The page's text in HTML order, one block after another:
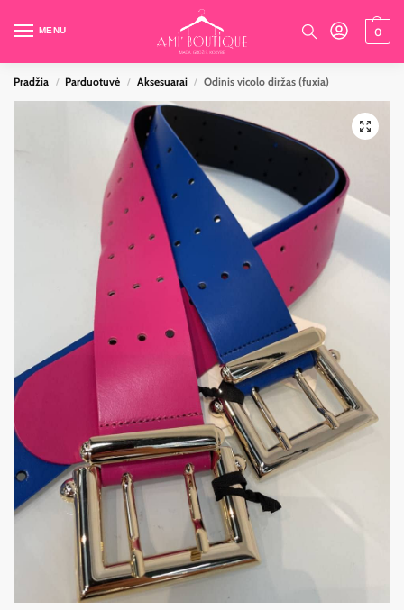
MENU 0
Pradžia / Parduotuvė / Aksesuarai / Odinis vicolo diržas (fuxia)